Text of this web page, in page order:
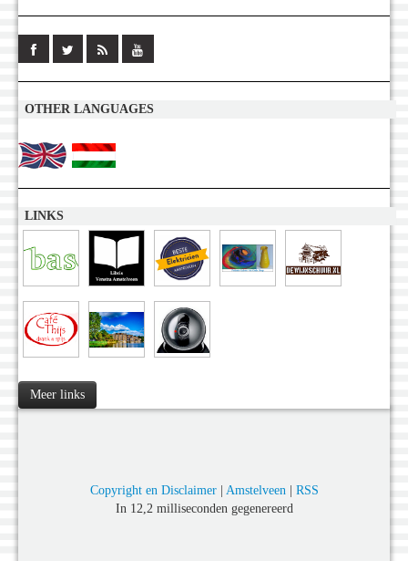
OTHER LANGUAGES
LINKS
Meer links
Copyright en Disclaimer| Amstelveen| RSS
In 12,2 milliseconden gegenereerd